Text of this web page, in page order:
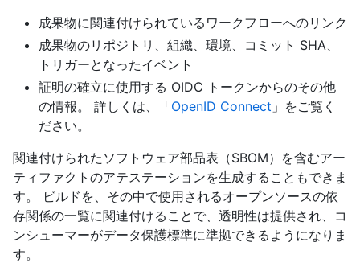
成果物に関連付けられているワークフローへのリンク
成果物のリポジトリ、組織、環境、コミット SHA、
トリガーとなったイベント
証明の確立に使用する OIDC トークンからのその他
の情報。 詳しくは、「OpenID Connect 」をご覧く
ださい。
関連付けられたソフトウェア部品表（SBOM）を含むアー
ティファクトのアテステーションを生成することもできま
す。 ビルドを、その中で使用されるオープンソースの依
存関係の一覧に関連付けることで、透明性は提供され、コ
ンシューマーがデータ保護標準に準拠できるようになりま
す。